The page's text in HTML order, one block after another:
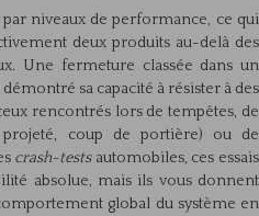
par niveaux de performance, ce qui
deux produits au-delà des
Une fermeture classée dans un
sa capacité à résister à des
rencontrés lors de tempêtes, de
projeté, coup de portière) ou de
crash-testsautomobiles, ces essais
absolue, mais ils vous donnent
global du système en